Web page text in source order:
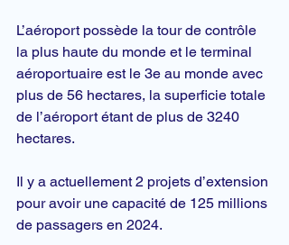
L’aéroport possède la tour de contrôle
la plus haute du monde et le terminal
aéroportuaire est le 3e au monde avec
plus de 56 hectares, la superficie totale
de l’aéroport étant de plus de 3240
hectares.
Il y a actuellement 2 projets d’extension
pour avoir une capacité de 125 millions
de passagers en 2024.